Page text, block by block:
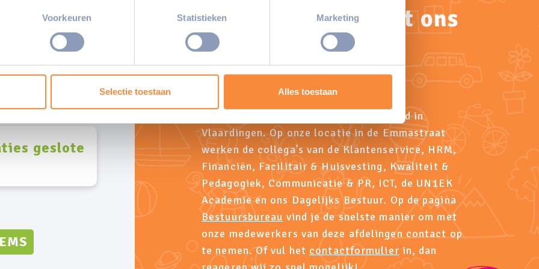
gegevens worden verwerkt en stel uw voorkeuren in het
detailgedeeltein. U kunt uw
of intrekken in de Cookieverklaring.
Ook delen we informatie over uw gebruik van onze site met onze partners voor social
Deze partners kunnen deze gegevens combineren met andere informatie die u aan ze heeft
Voorkeuren Statistieken Marketing
Selectie toestaan Alles toestaan
doen
geslote
Neem contact met ons
op!
Het UN1EK Bestuursbureau is gevestigd in
Vlaardingen. Op onze locatie in de Emmastraat
werken de collega’s van de Klantenservice, HRM,
Financiën, Facilitair & Huisvesting, Kwaliteit &
Pedagogiek, Communicatie & PR, ICT, de UN1EK
Academie en ons Dagelijks Bestuur. Op de pagina
Bestuursbureau vind je de snelste manier om met
onze medewerkers van deze afdelingen contact op
te nemen. Of vul het contactformulier in, dan